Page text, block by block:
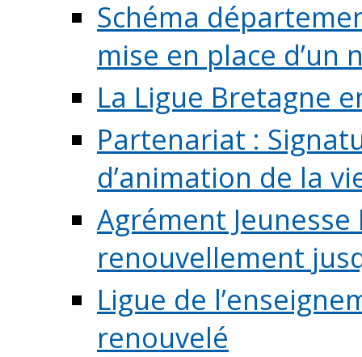
Schéma
mise en place d’un
La Ligue Bretagne
Partenariat :
d’animation de la
Agrément
renouvellement
Ligue de
renouvelé